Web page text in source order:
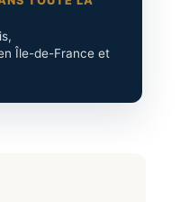
Île-de-France et